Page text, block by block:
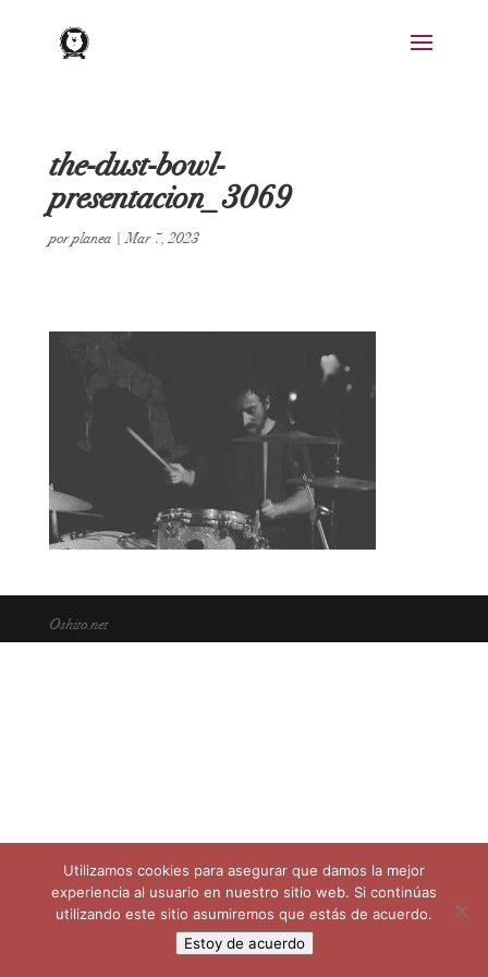
the-dust-bowl-
presentacion_3069
porplanea|Mar 7, 2023
Oshito.net
Utilizamos cookies para asegurar que damos la mejor
experiencia al usuario en nuestro sitio web. Si continúas
utilizando este sitio asumiremos que estás de acuerdo.
Estoy de acuerdo